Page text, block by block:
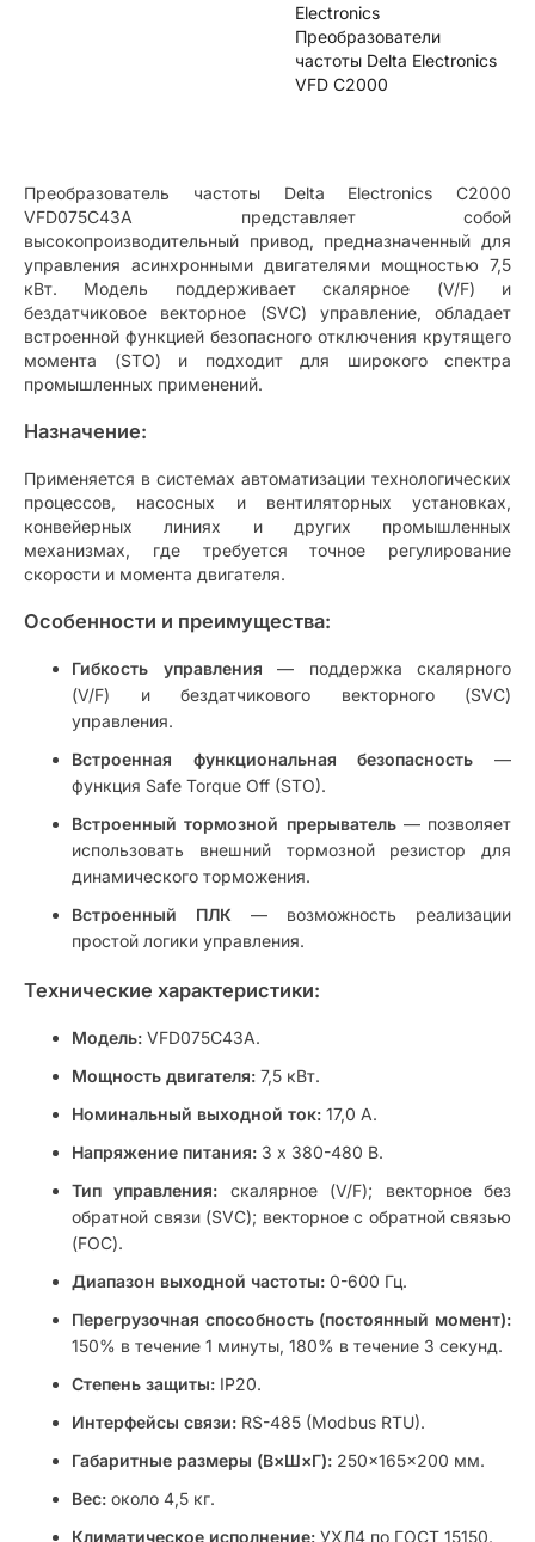
Electronics
Преобразователи
частоты Delta Electronics
VFD C2000
Преобразователь частоты Delta Electronics C2000
VFD075C43A представляет собой
высокопроизводительный привод, предназначенный для
управления асинхронными двигателями мощностью 7,5
кВт. Модель поддерживает скалярное (V/F) и
бездатчиковое векторное (SVC) управление, обладает
встроенной функцией безопасного отключения крутящего
момента (STO) и подходит для широкого спектра
промышленных применений.
Назначение:
Применяется в системах автоматизации технологических
процессов, насосных и вентиляторных установках,
конвейерных линиях и других промышленных
механизмах, где требуется точное регулирование
скорости и момента двигателя.
Особенности и преимущества:
Гибкость управления — поддержка скалярного
(V/F) и бездатчикового векторного (SVC)
управления.
Встроенная функциональная безопасность —
функция Safe Torque Off (STO).
Встроенный тормозной прерыватель— позволяет
использовать внешний тормозной резистор для
динамического торможения.
Встроенный ПЛК — возможность реализации
простой логики управления.
Технические характеристики:
Модель: VFD075C43A.
Мощность двигателя: 7,5 кВт.
Номинальный выходной ток: 17,0 А.
Напряжение питания: 3 x 380-480 В.
Тип управления: скалярное (V/F); векторное без
обратной связи (SVC); векторное с обратной связью
(FOC).
Диапазон выходной частоты: 0-600 Гц.
Перегрузочная способность (постоянный момент):
150% в течение 1 минуты, 180% в течение 3 секунд.
Степень защиты: IP20.
Интерфейсы связи: RS-485 (Modbus RTU).
Габаритные размеры (В×Ш×Г): 250×165×200 мм.
Вес: около 4,5 кг.
Климатическое исполнение: УХЛ4 по ГОСТ 15150.